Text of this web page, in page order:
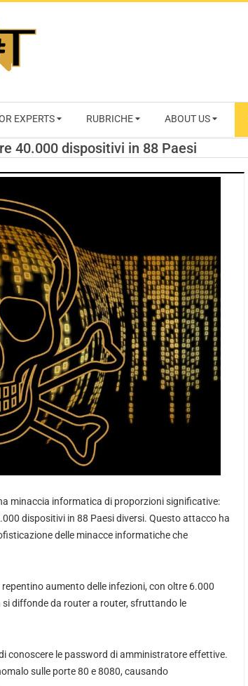
EXPERTS RUBRICHE ABOUT US
40.000 dispositivi in 88 Paesi
minaccia informatica di proporzioni significative:
dispositivi in 88 Paesi diversi. Questo attacco ha
delle minacce informatiche che
aumento delle infezioni, con oltre 6.000
diffonde da router a router, sfruttando le
conoscere le password di amministratore effettive.
sulle porte 80 e 8080, causando